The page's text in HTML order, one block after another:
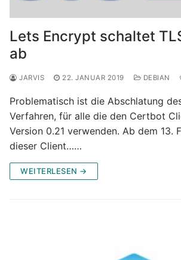
Lets Encrypt schaltet
ab
JARVIS 22. JANUAR 2019 DEBIAN
Problematisch ist die Abschlatung
Verfahren, für alle die den Certbot
Version 0.21 verwenden. Ab dem 13.
dieser Client……
WEITERLESEN →